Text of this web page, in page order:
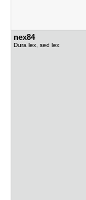
nex84
Dura lex, sed lex